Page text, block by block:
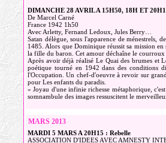
DIMANCHE 28 AVRIL A 15H50, 18H ET
De Marcel Carné
France 1942 1h50
Avec Arletty, Fernand Ledoux, Jules Berry…
Satan délègue, sous l'apparence de ménestrels,
1485. Alors que Dominique réussit sa mission
la fille du baron. Cet amour déchaîne le
Après avoir déjà réalisé Le Quai des brumes et
poétique tourné en 1942 dans des conditions
l'Occupation. Un chef-d'oeuvre à revoir sur
pour Les enfants du paradis.
« Joyau d'une infinie richesse métaphorique,
somnambule des images ressuscitent le
MARS 2013
MARDI 5 MARS A 20H15 : Rebelle
ASSOCIATION D'IDEES AVEC AMNESTY